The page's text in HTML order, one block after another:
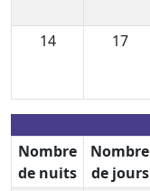
14
17
Nombre
de nuits
Nombre
de jours